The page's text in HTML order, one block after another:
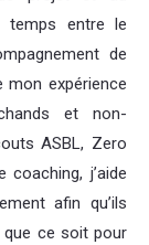
temps entre le
de
mon expérience
et non-
ASBL, Zero
j’aide
afin qu’ils
que ce soit pour